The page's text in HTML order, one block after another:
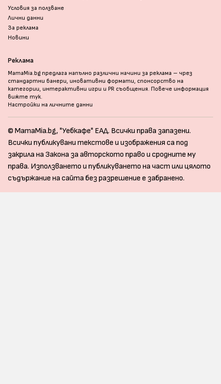
Условия за ползване
Лични данни
За реклама
Новини
Реклама
MamaMia.bg предлага напълно различни начини за реклама – чрез
стандартни банери, иновативни формати, спонсорство на
категории, интерактивни игри и PR съобщения. Повече информация
вижте тук.
Настройки на личните данни
© MamaMia.bg, "Уебкафе" ЕАД. Всички права запазени.
Всички публикувани текстове и изображения са под
закрила на Закона за авторското право и сродните му
права. Използването и публикуването на част или цялото
съдържание на сайта без разрешение е забранено.